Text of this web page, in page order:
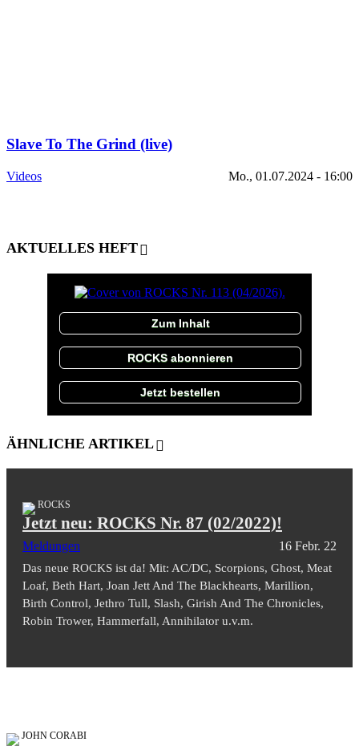
Slave To The Grind (live)
Videos Mo., 01.07.2024 - 16:00
AKTUELLES HEFT
Zum Inhalt
ROCKS abonnieren
Jetzt bestellen
ÄHNLICHE ARTIKEL
ROCKS
Jetzt neu: ROCKS Nr. 87 (02/2022)!
Meldungen 16 Febr. 22
Das neue ROCKS ist da! Mit: AC/DC, Scorpions, Ghost, Meat
Loaf, Beth Hart, Joan Jett And The Blackhearts, Marillion,
Birth Control, Jethro Tull, Slash, Girish And The Chronicles,
Robin Trower, Hammerfall, Annihilator u.v.m.
JOHN CORABI